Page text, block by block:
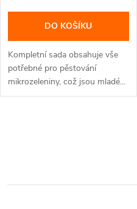
DO KOŠÍKU
Kompletní sada obsahuje vše
potřebné pro pěstování
mikrozeleniny, což jsou mladé...
l